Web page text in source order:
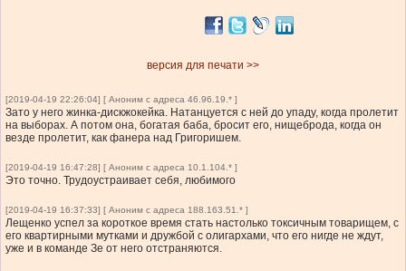
версия для печати >>
[2019-04-19 22:26:04] [ Аноним с адреса 46.96.19.* ]
Зато у него жинка-дискжокейка. Натанцуется с ней до упаду, когда пролетит
на выборах. А потом она, богатая баба, бросит его, нищеброда, когда он
везде пролетит, как фанера над Григоришем.
[2019-04-19 16:47:28] [ Аноним с адреса 10.1.104.* ]
Это точно. Трудоустраивает себя, любимого
[2019-04-19 16:37:33] [ Аноним с адреса 188.163.51.* ]
Лещенко успел за короткое время стать настолько токсичным товарищем, с
его квартирными мутками и дружбой с олигархами, что его нигде не ждут,
уже и в команде Зе от него отстраняются.